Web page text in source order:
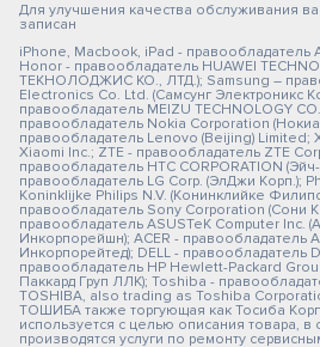
Для улучшения качества обслуживания
записан
iPhone, Macbook, iPad - правообладатель
Honor - правообладатель HUAWEI
ТЕКНОЛОДЖИС КО., ЛТД.); Samsung –
Electronics Co. Ltd. (Самсунг Электроникс
правообладатель MEIZU TECHNOLOGY
правообладатель Nokia Corporation
правообладатель Lenovo (Beijing) Limited;
Xiaomi Inc.; ZTE - правообладатель ZTE
правообладатель HTC CORPORATION
правообладатель LG Corp. (ЭлДжи Корп.);
Koninklijke Philips N.V. (Конинклийке
правообладатель Sony Corporation (Сони
правообладатель ASUSTeK Computer Inc.
Инкорпорейшн); ACER - правообладатель
Инкорпорейтед); DELL - правообладатель
правообладатель HP Hewlett-Packard
Паккард Груп ЛЛК); Toshiba -
TOSHIBA, also trading as Toshiba
ТОШИБА также торгующая как Тосиба
используется с целью описания товара,
производятся услуги по ремонту